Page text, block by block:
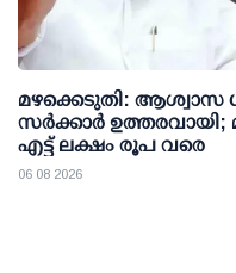
മഴക്കെടുതി: ആശ്വാസ
സര്‍ക്കാര്‍
എട്ട് ലക്ഷം രൂപ വരെ
06 08 2026